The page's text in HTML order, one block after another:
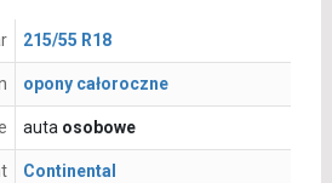
215/55 R18
opony całoroczne
auta osobowe
Continental